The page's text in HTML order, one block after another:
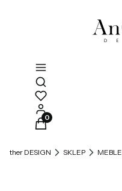
Otwórz wyszukiwarkę
Produkty w koszyku:
DESIGN SKLEP MEBLE